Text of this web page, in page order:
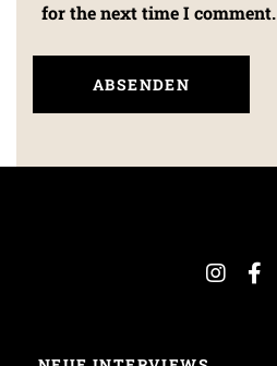
for the next time I comment.